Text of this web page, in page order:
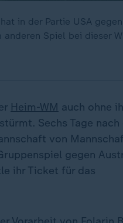
in der Partie USA
Spiel bei dieser
Heim-WM auch ohne
Sechs Tage nach
von
gegen
ihr Ticket für das